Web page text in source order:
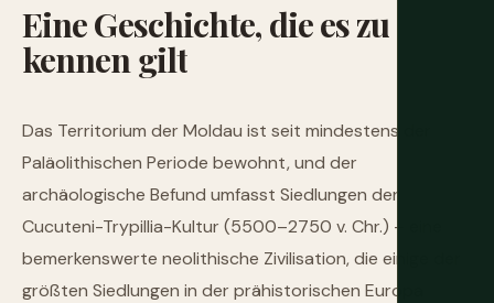
EineGeschichte,dieeszu
kennen gilt
Das Territorium der Moldau ist seit mindestens der
Paläolithischen Periode bewohnt, und der
archäologische Befund umfasst Siedlungen der
Cucuteni-Trypillia-Kultur (5500–2750 v. Chr.) – eine
bemerkenswerte neolithische Zivilisation, die einige der
größten Siedlungen in der prähistorischen Europa